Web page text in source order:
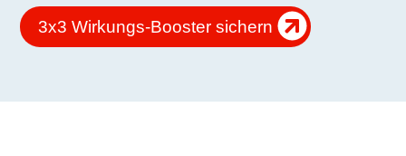
3x3 Wirkungs-Booster sichern